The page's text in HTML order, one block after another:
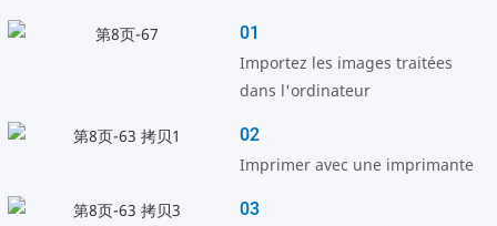
01
Importez les images traitées
dans l'ordinateur
02
Imprimer avec une imprimante
03